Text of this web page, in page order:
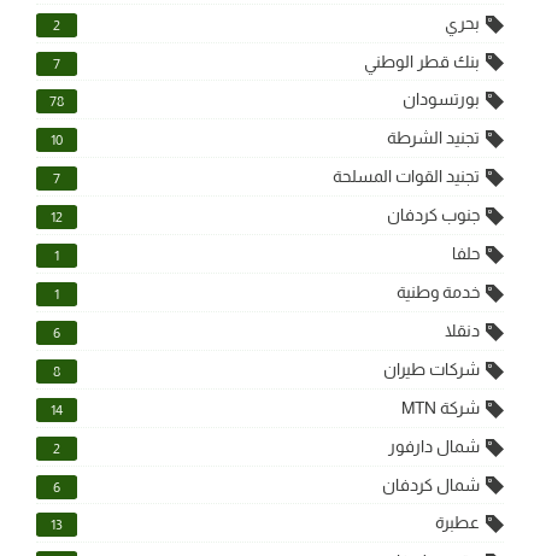
بحري 2
بنك قطر الوطني 7
بورتسودان 78
تجنيد الشرطة 10
تجنيد القوات المسلحة 7
جنوب كردفان 12
حلفا 1
خدمة وطنية 1
دنقلا 6
شركات طيران 8
شركة MTN 14
شمال دارفور 2
شمال كردفان 6
عطبرة 13